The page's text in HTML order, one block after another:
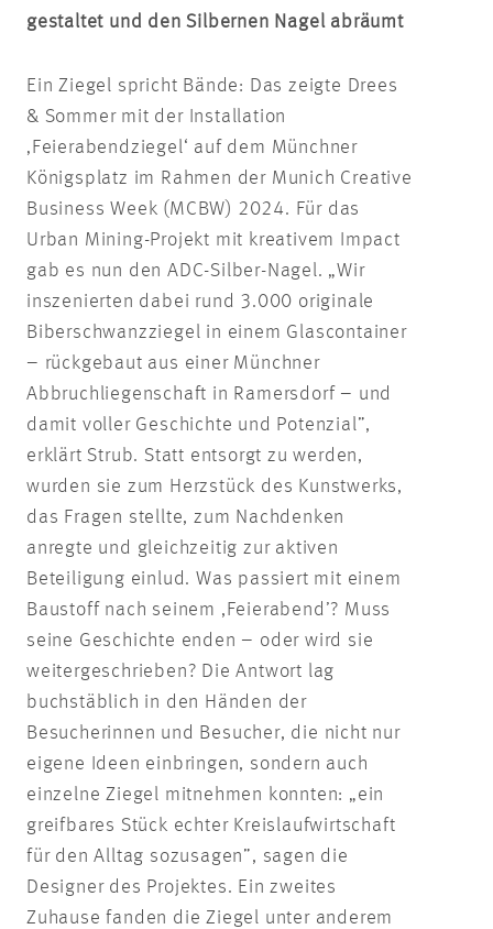
gestaltet und den Silbernen Nagel abräumt
Ein Ziegel spricht Bände: Das zeigte Drees
& Sommer mit der Installation
‚Feierabendziegel‘ auf dem Münchner
Königsplatz im Rahmen der Munich Creative
Business Week (MCBW) 2024. Für das
Urban Mining-Projekt mit kreativem Impact
gab es nun den ADC-Silber-Nagel. „Wir
inszenierten dabei rund 3.000 originale
Biberschwanzziegel in einem Glascontainer
– rückgebaut aus einer Münchner
Abbruchliegenschaft in Ramersdorf – und
damit voller Geschichte und Potenzial”,
erklärt Strub. Statt entsorgt zu werden,
wurden sie zum Herzstück des Kunstwerks,
das Fragen stellte, zum Nachdenken
anregte und gleichzeitig zur aktiven
Beteiligung einlud. Was passiert mit einem
Baustoff nach seinem ,Feierabend’? Muss
seine Geschichte enden – oder wird sie
weitergeschrieben? Die Antwort lag
buchstäblich in den Händen der
Besucherinnen und Besucher, die nicht nur
eigene Ideen einbringen, sondern auch
einzelne Ziegel mitnehmen konnten: „ein
greifbares Stück echter Kreislaufwirtschaft
für den Alltag sozusagen”, sagen die
Designer des Projektes. Ein zweites
Zuhause fanden die Ziegel unter anderem